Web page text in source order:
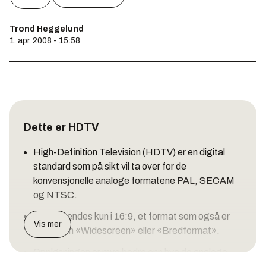
Trond Heggelund
1. apr. 2008 - 15:58
Dette er HDTV
High-Definition Television (HDTV) er en digital
standard som på sikt vil ta over for de
konvensjonelle analoge formatene PAL, SECAM
og NTSC.
HDTV sendes kun i 16:9, et format som også er
kjent som «Widescreen» eller «Bredformat».
Oppløsningen er mye bedre enn hva de analoge
Vis mer